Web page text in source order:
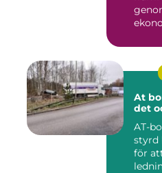
At
det
AT-
styrd
för